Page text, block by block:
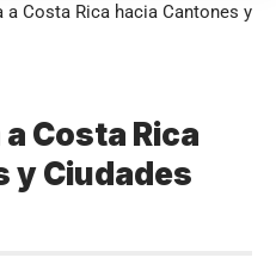
a Costa Rica hacia Cantones y
Costa Rica
y Ciudades